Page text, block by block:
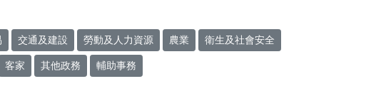
交通及建設 勞動及人力資源 農業 衛生及社會安全
客家 其他政務 輔助事務